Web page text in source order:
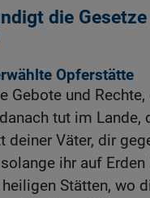
die Gesetze
Opferstätte
Gebote und
tut im Lande,
deiner Väter, dir
ihr auf Erden
Stätten, wo